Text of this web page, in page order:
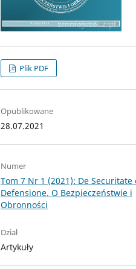
Plik PDF
Opublikowane
28.07.2021
Numer
Tom 7 Nr 1 (2021): De Securitate
Defensione. O Bezpieczeństwie i
Obronności
Dział
Artykuły